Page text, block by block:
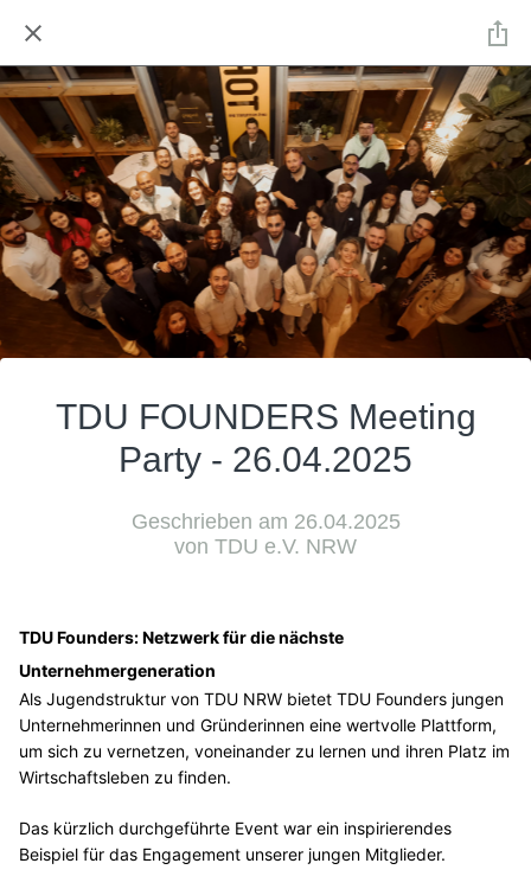
TDU FOUNDERS Meeting
Party - 26.04.2025
Geschrieben am 26.04.2025
von TDU e.V. NRW
TDU Founders: Netzwerk für die nächste
Unternehmergeneration
Als Jugendstruktur von TDU NRW bietet TDU Founders jungen
Unternehmerinnen und Gründerinnen eine wertvolle Plattform,
um sich zu vernetzen, voneinander zu lernen und ihren Platz im
Wirtschaftsleben zu finden.
Das kürzlich durchgeführte Event war ein inspirierendes
Beispiel für das Engagement unserer jungen Mitglieder.